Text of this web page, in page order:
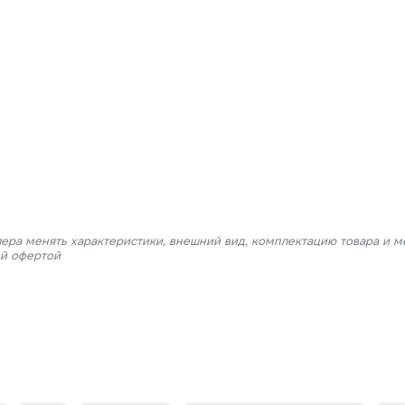
менять характеристики, внешний вид, комплектацию товара и
офертой